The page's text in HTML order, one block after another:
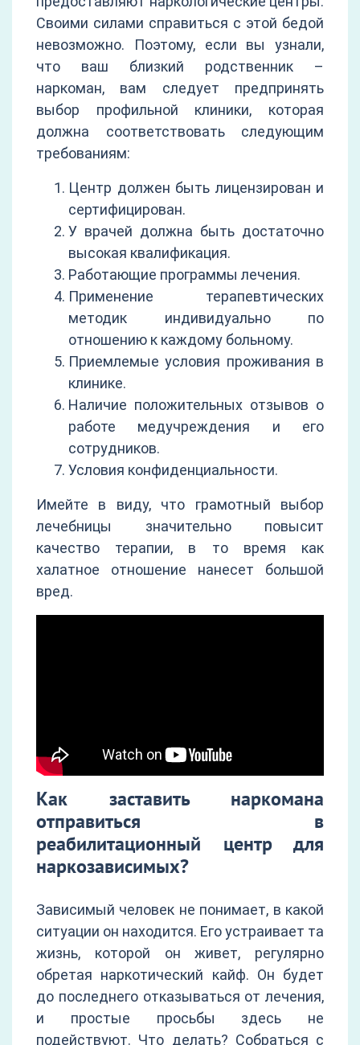
Своими силами справиться с этой бедой
невозможно. Поэтому, если вы узнали,
что ваш близкий родственник –
наркоман, вам следует предпринять
выбор профильной клиники, которая
должна соответствовать следующим
требованиям:
Центр должен быть лицензирован и
сертифицирован.
У врачей должна быть достаточно
высокая квалификация.
Работающие программы лечения.
Применение терапевтических
методик индивидуально по
отношению к каждому больному.
Приемлемые условия проживания в
клинике.
Наличие положительных отзывов о
работе медучреждения и его
сотрудников.
Условия конфиденциальности.
Имейте в виду, что грамотный выбор
лечебницы значительно повысит
качество терапии, в то время как
халатное отношение нанесет большой
вред.
Как заставить наркомана
отправиться в
реабилитационный центр для
наркозависимых?
Зависимый человек не понимает, в какой
ситуации он находится. Его устраивает та
жизнь, которой он живет, регулярно
обретая наркотический кайф. Он будет
до последнего отказываться от лечения,
и простые просьбы здесь не
подействуют. Что делать? Собраться с